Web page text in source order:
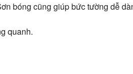
bóng cũng giúp bức tường dễ
quanh.